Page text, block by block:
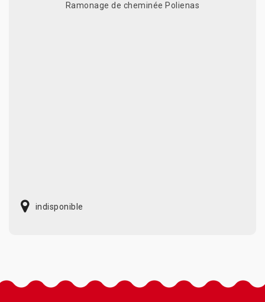
Ramonage de cheminée Polienas
indisponible